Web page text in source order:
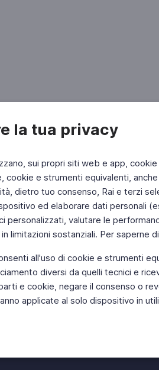
la tua privacy
sui propri siti web e app,
cookie e strumenti equivalenti,
dietro tuo consenso, Rai e terzi
ed elaborare dati personali
personalizzati, valutare le
limitazioni sostanziali. Per saperne
all'uso di cookie e strumenti
diversi da quelli tecnici e
e cookie, negare il consenso o
applicate al solo dispositivo in
Twitter